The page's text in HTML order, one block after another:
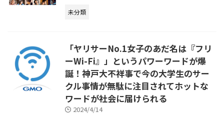
未分類
「ヤリサーNo.1女子のあだ名は『フリ
ーWi-Fi』」というパワーワードが爆
誕！神戸大不祥事で今の大学生のサー
クル事情が無駄に注目されてホットな
ワードが社会に届けられる
2024/4/14